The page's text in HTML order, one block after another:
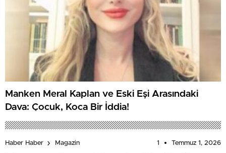
Manken Meral Kaplan ve Eski Eşi Arasındaki
Dava: Çocuk, Koca Bir İddia!
Haber Haber Magazin 1 Temmuz 1, 2026